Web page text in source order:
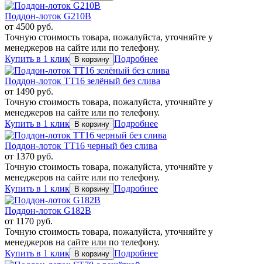
Поддон-лоток G210B
от 4500 руб.
Точную стоимость товара, пожалуйста, уточняйте у
менеджеров на сайте или по телефону.
Купить в 1 клик
Подробнее
Поддон-лоток TT16 зелёный без слива
от 1490 руб.
Точную стоимость товара, пожалуйста, уточняйте у
менеджеров на сайте или по телефону.
Купить в 1 клик
Подробнее
Поддон-лоток TT16 черный без слива
от 1370 руб.
Точную стоимость товара, пожалуйста, уточняйте у
менеджеров на сайте или по телефону.
Купить в 1 клик
Подробнее
Поддон-лоток G182B
от 1170 руб.
Точную стоимость товара, пожалуйста, уточняйте у
менеджеров на сайте или по телефону.
Купить в 1 клик
Подробнее